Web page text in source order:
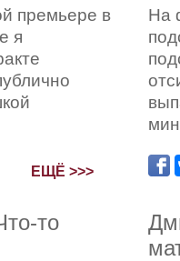
премьере в
я
ЕЩЁ >>>
то
На